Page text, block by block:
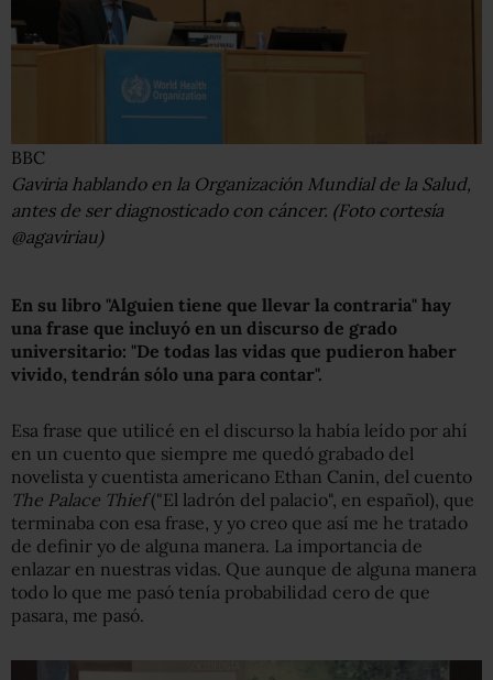
BBC
Gaviria hablando en la Organización Mundial de la Salud,
antes de ser diagnosticado con cáncer. (Foto cortesía
@agaviriau)
En su libro "Alguien tiene que llevar la contraria" hay
una frase que incluyó en un discurso de grado
universitario: "De todas las vidas que pudieron haber
vivido, tendrán sólo una para contar".
Esa frase que utilicé en el discurso la había leído por ahí
en un cuento que siempre me quedó grabado del
novelista y cuentista americano Ethan Canin, del cuento
The Palace Thief("El ladrón del palacio", en español), que
terminaba con esa frase, y yo creo que así me he tratado
de definir yo de alguna manera. La importancia de
enlazar en nuestras vidas. Que aunque de alguna manera
todo lo que me pasó tenía probabilidad cero de que
pasara, me pasó.